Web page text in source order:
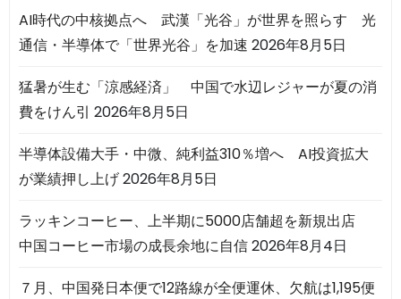
AI時代の中核拠点へ 武漢「光谷」が世界を照らす 光
通信・半導体で「世界光谷」を加速 2026年8月5日
猛暑が生む「涼感経済」 中国で水辺レジャーが夏の消
費をけん引 2026年8月5日
半導体設備大手・中微、純利益310％増へ AI投資拡大
が業績押し上げ2026年8月5日
ラッキンコーヒー、上半期に5000店舗超を新規出店
中国コーヒー市場の成長余地に自信2026年8月4日
７月、中国発日本便で12路線が全便運休、欠航は1,195便